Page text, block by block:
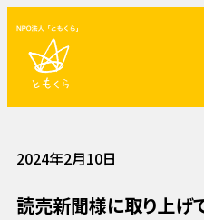
2024年2月10日
読売新聞様に取り上げ